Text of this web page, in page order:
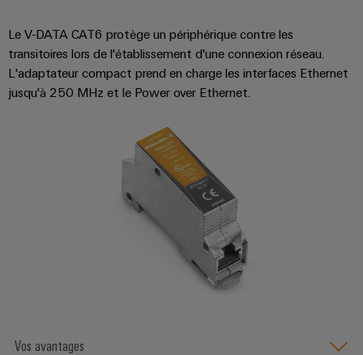
numérique
supérieur -
intuitive,
rapide
Le V-DATA CAT6 protège un périphérique contre les
transitoires lors de l'établissement d'une connexion réseau.
L'adaptateur compact prend en charge les interfaces Ethernet
jusqu'à 250 MHz et le Power over Ethernet.
Vos avantages